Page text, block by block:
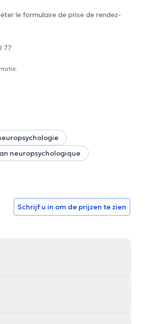
le formulaire de prise de rendez-
77
neuropsychologique
Schrijf u in om de prijzen te zien